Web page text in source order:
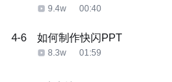
9.4w 00:40
4-6 如何制作快闪PPT
8.3w 01:59